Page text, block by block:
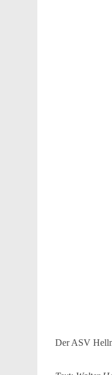
Der ASV